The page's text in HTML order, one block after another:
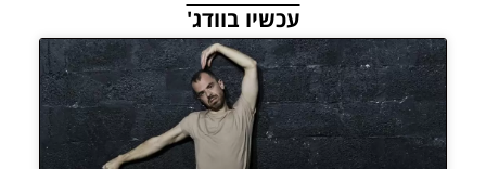
עכשיו בוודג'